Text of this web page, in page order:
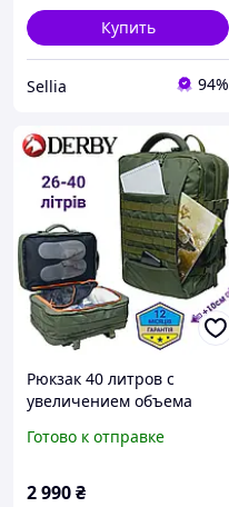
Купить
Sellia 94%
Рюкзак 40 литров с
увеличением объема
ручная кладь в самолет
Готово к отправке
2 990₴